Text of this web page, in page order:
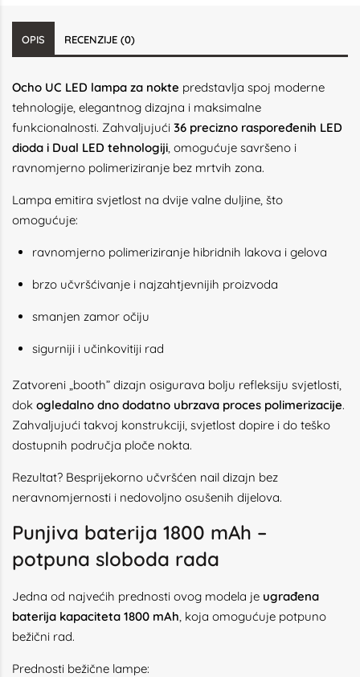
OPIS RECENZIJE (0)
Ocho UC LED lampa za nokte predstavlja spoj moderne
tehnologije, elegantnog dizajna i maksimalne
funkcionalnosti. Zahvaljujući 36 precizno raspoređenih LED
dioda i Dual LED tehnologiji, omogućuje savršeno i
ravnomjerno polimeriziranje bez mrtvih zona.
Lampa emitira svjetlost na dvije valne duljine, što
omogućuje:
ravnomjerno polimeriziranje hibridnih lakova i gelova
brzo učvršćivanje i najzahtjevnijih proizvoda
smanjen zamor očiju
sigurniji i učinkovitiji rad
Zatvoreni „booth” dizajn osigurava bolju refleksiju svjetlosti,
dok ogledalno dno dodatno ubrzava proces polimerizacije.
Zahvaljujući takvoj konstrukciji, svjetlost dopire i do teško
dostupnih područja ploče nokta.
Rezultat? Besprijekorno učvršćen nail dizajn bez
neravnomjernosti i nedovoljno osušenih dijelova.
Punjiva baterija 1800 mAh –
potpuna sloboda rada
Jedna od najvećih prednosti ovog modela je ugrađena
baterija kapaciteta 1800 mAh, koja omogućuje potpuno
bežični rad.
Prednosti bežične lampe: